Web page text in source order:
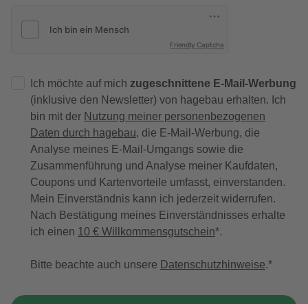
Friendly Captcha
Ich möchte auf mich zugeschnittene E-Mail-Werbung
(inklusive den Newsletter) von hagebau erhalten. Ich
bin mit der Nutzung meiner personenbezogenen
Daten durch hagebau, die E-Mail-Werbung, die
Analyse meines E-Mail-Umgangs sowie die
Zusammenführung und Analyse meiner Kaufdaten,
Coupons und Kartenvorteile umfasst, einverstanden.
Mein Einverständnis kann ich jederzeit widerrufen.
Nach Bestätigung meines Einverständnisses erhalte
ich einen 10 € Willkommensgutschein*.
Bitte beachte auch unsere Datenschutzhinweise.